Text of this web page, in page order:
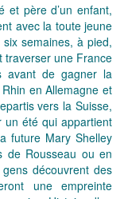
et père d’un enfant,
avec la toute jeune
semaines, à pied,
traverser une France
avant de gagner la
en Allemagne et
vers la Suisse,
un été qui appartient
future Mary Shelley
de Rousseau ou en
découvrent des
une empreinte